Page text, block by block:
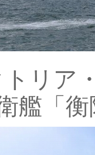
リア
艦「